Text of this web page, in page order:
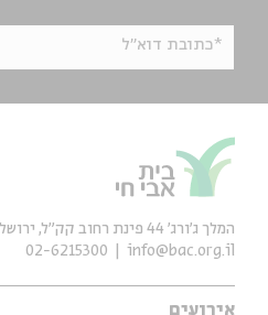
*כתובת דוא"ל
אירועים
המלך ג'ורג' 44 פינת רחוב קק״ל, ירושלים
info@bac.org.il
02-6215300